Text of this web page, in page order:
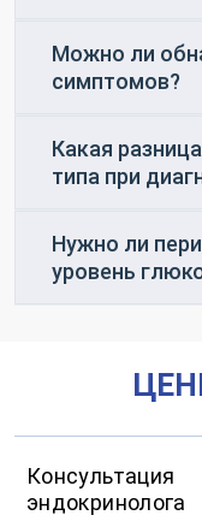
Можно ли
симптомов?
Какая
типа при
Нужно ли
уровень
Консультация
эндокринолога